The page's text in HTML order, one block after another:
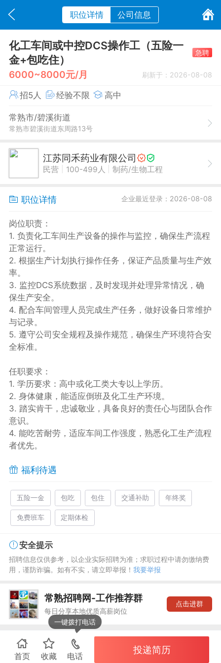
职位详情 公司信息
化工车间或中控DCS操作工（五险一
金+包吃住）
急聘
6000~8000元/月 刷新于：2026-08-08
招5人 经验不限 高中
常熟市/碧溪街道
常熟市碧溪街道东周路13号
江苏同禾药业有限公司
民营 100-499人 制药/生物工程
职位详情 企业最近登录：2026-08-08
岗位职责：
1. 负责化工车间生产设备的操作与监控，确保生产流程
正常运行。
2. 根据生产计划执行操作任务，保证产品质量与生产效
率。
3. 监控DCS系统数据，及时发现并处理异常情况，确
保生产安全。
4. 配合车间管理人员完成生产任务，做好设备日常维护
与记录。
5. 遵守公司安全规程及操作规范，确保生产环境符合安
全标准。
任职要求：
1. 学历要求：高中或化工类大专以上学历。
2. 身体健康，能适应倒班及化工生产环境。
3. 踏实肯干，忠诚敬业，具备良好的责任心与团队合作
意识。
4. 能吃苦耐劳，适应车间工作强度，熟悉化工生产流程
者优先。
福利待遇
五险一金 包吃 包住 交通补助 年终奖
免费班车 定期体检
安全提示
招聘信息仅供参考，以企业实际招聘为准；求职过程中请勿缴纳费
用，谨防诈骗。如有不实，请立即举报！ 我要举报
常熟招聘网-工作推荐群
每日分享本地优质高薪岗位
点击进群
首页 收藏 电话
一键拨打电话
投递简历